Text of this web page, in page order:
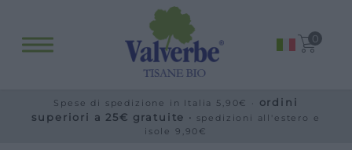
0
Blog
Visite guidate
Spese di spedizione in Italia 5,90€ · ordini
superiori a 25€ gratuite · spedizioni all'estero e
isole 9,90€